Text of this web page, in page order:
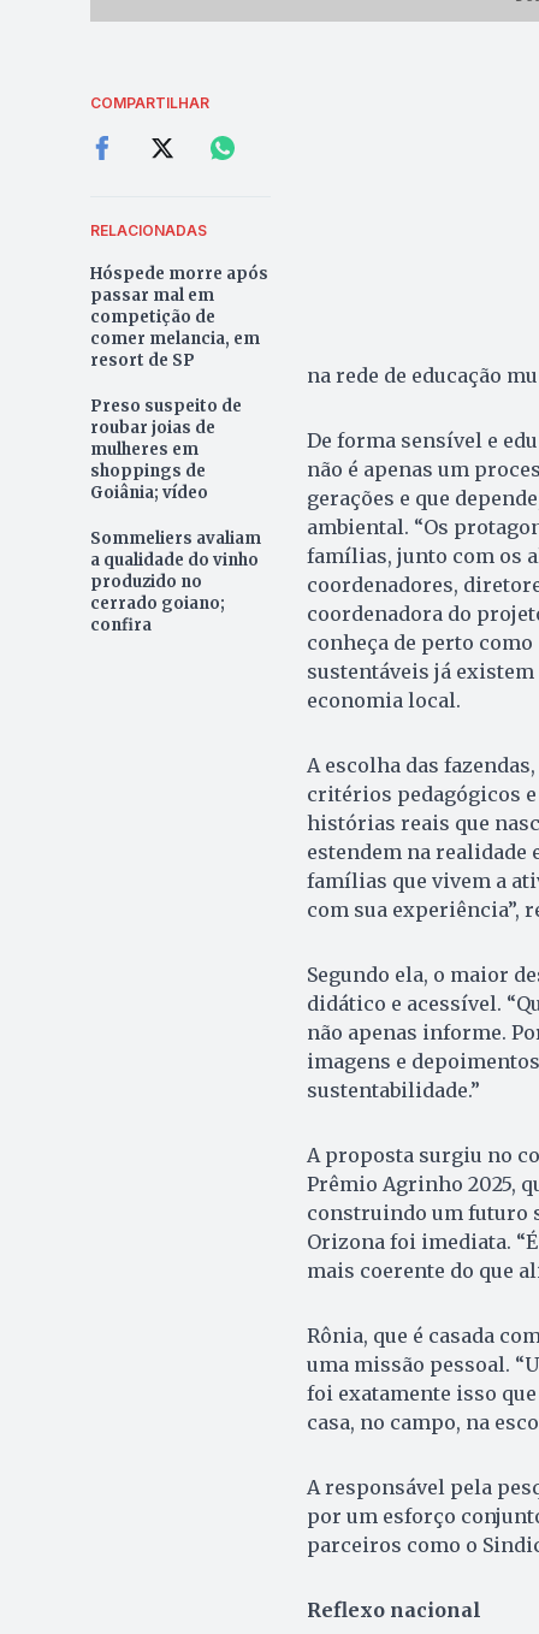
COMPARTILHAR
RELACIONADAS
Hóspede morre após
passar mal em
competição de
comer melancia, em
resort de SP
Preso suspeito de
roubar joias de
mulheres em
shoppings de
Goiânia; vídeo
Sommeliers avaliam
a qualidade do vinho
produzido no
cerrado goiano;
confira
na rede de educação
De forma sensível e
não é apenas um
gerações e que
ambiental. “Os
famílias, junto com os
coordenadores,
coordenadora do
conheça de perto
sustentáveis já
economia local.
A escolha das
critérios pedagógicos
histórias reais que
estendem na realidade
famílias que vivem a
com sua experiência”,
Segundo ela, o maior
didático e acessível.
não apenas informe.
imagens e
sustentabilidade.”
A proposta surgiu no
Prêmio Agrinho 2025,
construindo um futuro
Orizona foi imediata.
mais coerente do que
Rônia, que é casada
uma missão pessoal.
foi exatamente isso
casa, no campo, na
A responsável pela
por um esforço
parceiros como o
Reflexo nacional